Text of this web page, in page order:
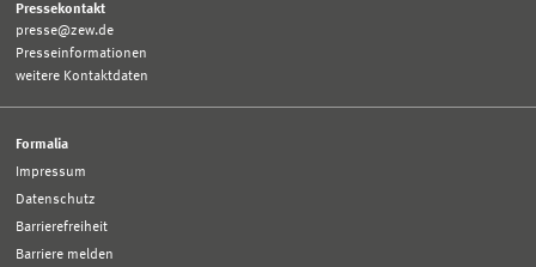
Pressekontakt
presse@zew.de
Presseinformationen
weitere Kontaktdaten
Formalia
Impressum
Datenschutz
Barrierefreiheit
Barriere melden